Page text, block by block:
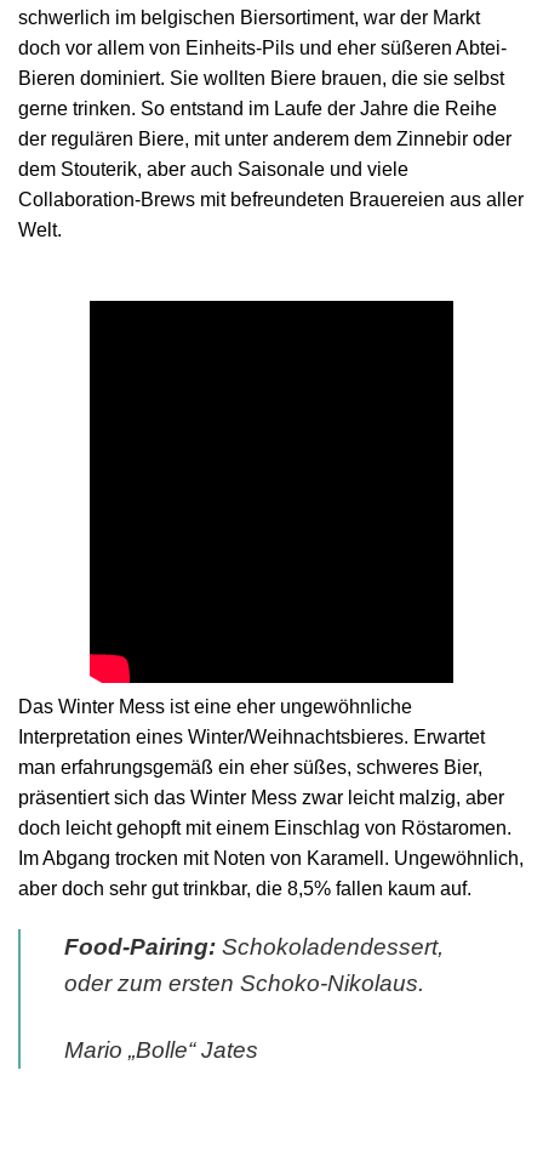
schwerlich im belgischen Biersortiment, war der Markt
doch vor allem von Einheits-Pils und eher süßeren Abtei-
Bieren dominiert. Sie wollten Biere brauen, die sie selbst
gerne trinken. So entstand im Laufe der Jahre die Reihe
der regulären Biere, mit unter anderem dem Zinnebir oder
dem Stouterik, aber auch Saisonale und viele
Collaboration-Brews mit befreundeten Brauereien aus aller
Welt.
Das Winter Mess ist eine eher ungewöhnliche
Interpretation eines Winter/Weihnachtsbieres. Erwartet
man erfahrungsgemäß ein eher süßes, schweres Bier,
präsentiert sich das Winter Mess zwar leicht malzig, aber
doch leicht gehopft mit einem Einschlag von Röstaromen.
Im Abgang trocken mit Noten von Karamell. Ungewöhnlich,
aber doch sehr gut trinkbar, die 8,5% fallen kaum auf.
Food-Pairing: Schokoladendessert,
oder zum ersten Schoko-Nikolaus.
Mario „Bolle“ Jates